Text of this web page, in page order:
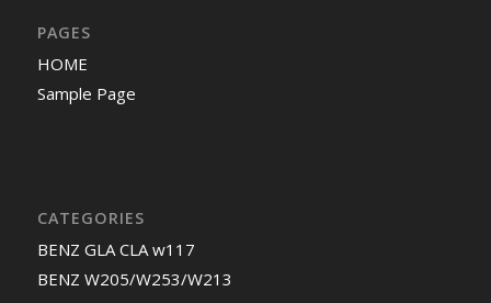
PAGES
HOME
Sample Page
CATEGORIES
BENZ GLA CLA w117
BENZ W205/W253/W213